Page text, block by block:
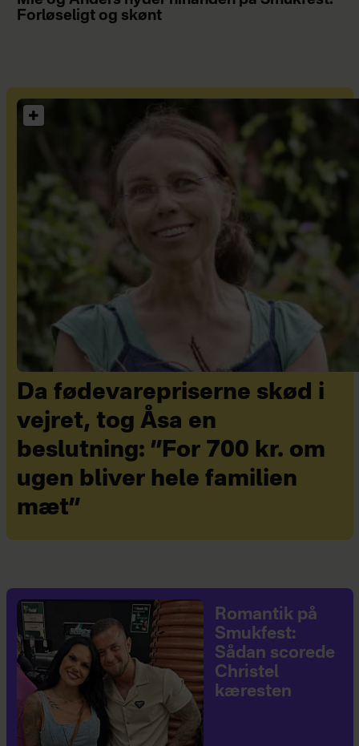
Forløseligt og skønt
Da fødevarepriserne skød i
vejret, tog Åsa en
beslutning: ”For 700 kr. om
ugen bliver hele familien
mæt”
Romantik på
Smukfest:
Sådan scorede
Christel
kæresten